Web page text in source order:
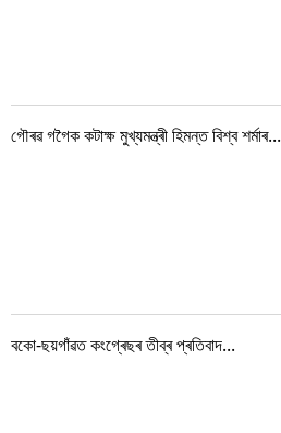
গৌৰৱ গগৈক কটাক্ষ মুখ্যমন্ত্ৰী হিমন্ত বিশ্ব শৰ্মাৰ...
বকো-ছয়গাঁৱত কংগ্ৰেছৰ তীব্ৰ প্ৰতিবাদ...